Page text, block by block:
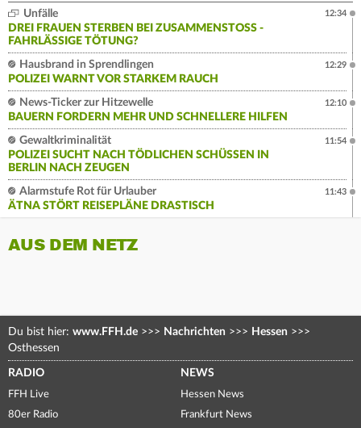
Unfälle
DREI FRAUEN STERBEN BEI ZUSAMMENSTOSS - F
AHRLÄSSIGE TÖTUNG?
12:34
Hausbrand in Sprendlingen
POLIZEI WARNT VOR STARKEM RAUCH
12:29
News-Ticker zur Hitzewelle
BAUERN FORDERN MEHR UND SCHNELLERE HILFEN
12:10
Gewaltkriminalität
POLIZEI SUCHT NACH TÖDLICHEN SCHÜSSEN IN
BERLIN NACH ZEUGEN
11:54
Alarmstufe Rot für Urlauber
ÄTNA STÖRT REISEPLÄNE DRASTISCH
11:43
AUS DEM NETZ
Du bist hier: www.FFH.de >>> Nachrichten >>> Hessen >>>
Osthessen
RADIO
FFH Live
80er Radio
NEWS
Hessen News
Frankfurt News